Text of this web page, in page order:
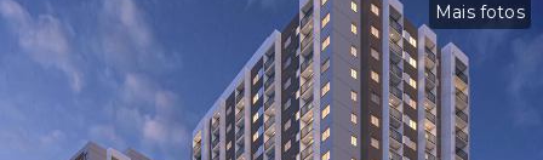
Mais fotos